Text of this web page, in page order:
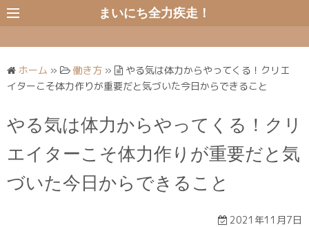
コ
ン
テ
ス
ッ
まいにち全力疾走！
ホーム » 働き方 »
やる気は体力からやってくる！クリエ
イターこそ体力作りが重要だと気づいた今日からできること
やる気は体力からやってくる！クリ
エイターこそ体力作りが重要だと気
づいた今日からできること
2021年11月7日